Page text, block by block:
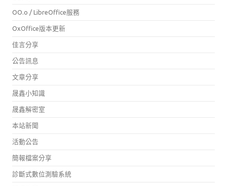
OO.o / LibreOffice服務
OxOffice版本更新
佳言分享
公告訊息
文章分享
晟鑫小知識
晟鑫解密室
本站新聞
活動公告
簡報檔案分享
診斷式數位測驗系統